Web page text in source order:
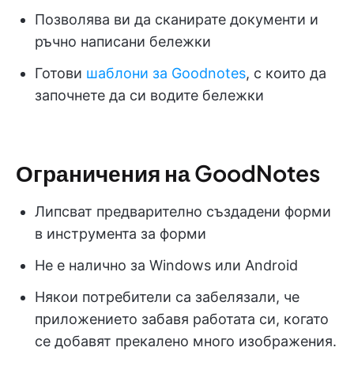
Позволява ви да сканирате документи и
ръчно написани бележки
Готови шаблони за Goodnotes, с които да
започнете да си водите бележки
Ограничения на GoodNotes
Липсват предварително създадени форми
в инструмента за форми
Не е налично за Windows или Android
Някои потребители са забелязали, че
приложението забавя работата си, когато
се добавят прекалено много изображения.